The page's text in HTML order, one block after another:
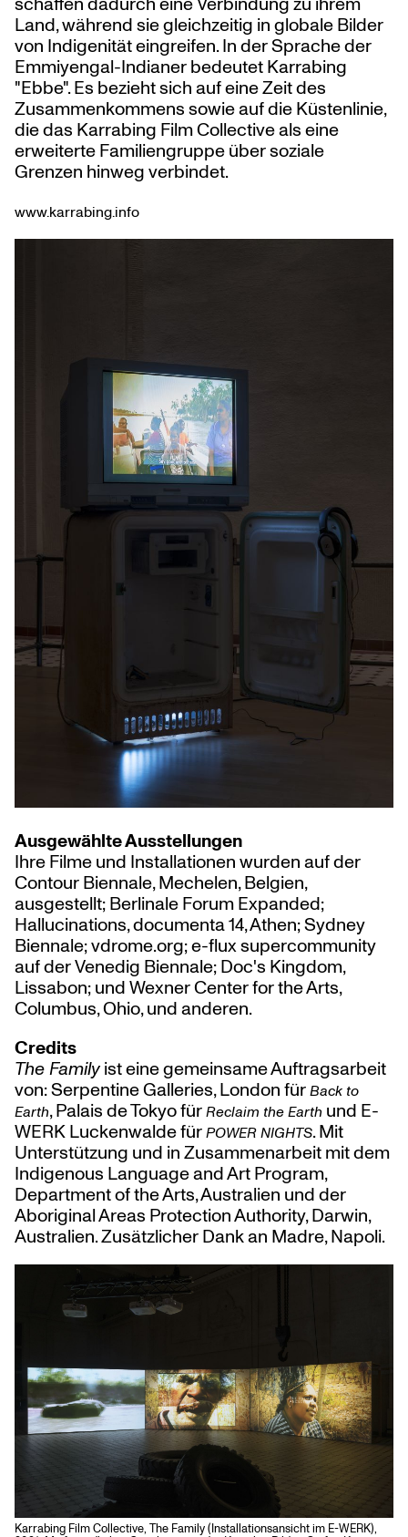
Land, während sie gleichzeitig in globale Bilder
von Indigenität eingreifen. In der Sprache der
Emmiyengal-Indianer bedeutet Karrabing
"Ebbe". Es bezieht sich auf eine Zeit des
Zusammenkommens sowie auf die Küstenlinie,
die das Karrabing Film Collective als eine
erweiterte Familiengruppe über soziale
Grenzen hinweg verbindet.
www.karrabing.info
Ausgewählte Ausstellungen
Ihre Filme und Installationen wurden auf der
Contour Biennale, Mechelen, Belgien,
ausgestellt; Berlinale Forum Expanded;
Hallucinations, documenta 14, Athen; Sydney
Biennale; vdrome.org; e-flux supercommunity
auf der Venedig Biennale; Doc's Kingdom,
Lissabon; und Wexner Center for the Arts,
Columbus, Ohio, und anderen.
Credits
The Familyist eine gemeinsame Auftragsarbeit
von: Serpentine Galleries, London fürBack to
Earth, Palais de Tokyo fürReclaim the Earth und E-
WERK Luckenwalde fürPOWER NIGHTS. Mit
Unterstützung und in Zusammenarbeit mit dem
Indigenous Language and Art Program,
Department of the Arts, Australien und der
Aboriginal Areas Protection Authority, Darwin,
Australien. Zusätzlicher Dank an Madre, Napoli.
Karrabing Film Collective, The Family (Installationsansicht im E-WERK),